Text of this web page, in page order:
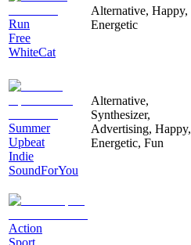
Run
Free
WhiteCat
Alternative, Happy,
Energetic
Summer
Upbeat
Indie
SoundForYou
Alternative,
Synthesizer,
Advertising, Happy,
Energetic, Fun
Action
Sport